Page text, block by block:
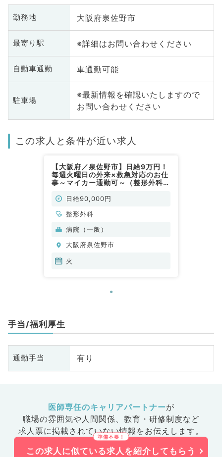
勤務地 大阪府泉佐野市
最寄り駅 ※詳細はお問い合わせください
自動車通勤 車通勤可能
駐車場
※最新情報を確認いたしますので
お問い合わせください
この求人と条件が近い求人
【大阪府／泉佐野市】日給9万円！
毎週火曜日の外来×救急対応のお仕
事～マイカー通勤可～（整形外科／
日給90,000円
整形外科
病院（一般）
大阪府泉佐野市
火
手当/福利厚生
通勤手当 有り
医師専任のキャリアパートナーが
職場の雰囲気や人間関係、 教育・研修制度など
求人票に掲載されていない情報をお伝えします。
この求人に似ている求人を紹介してもらう